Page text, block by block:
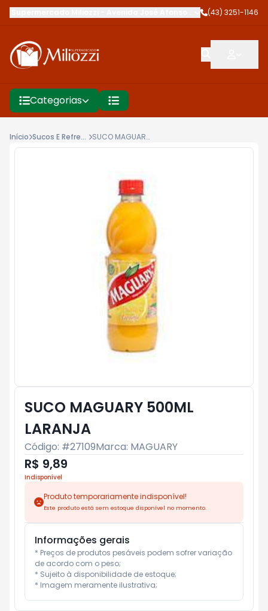
Avenida José Afonso dos Santos,Cambé
(43) 3251-1146
Categorias
Início Sucos E Refrescos SUCO MAGUARY 500ML LARANJA
SUCO MAGUARY 500ML
LARANJA
Código: #27109Marca: MAGUARY
R$ 9,89
Indisponível
Produto temporariamente indisponível!
Este produto está sem estoque disponível no momento.
Informações gerais
* Preços de produtos pesáveis podem sofrer variação
de acordo com o peso;
* Sujeito à disponibilidade de estoque;
* Imagem meramente ilustrativa;